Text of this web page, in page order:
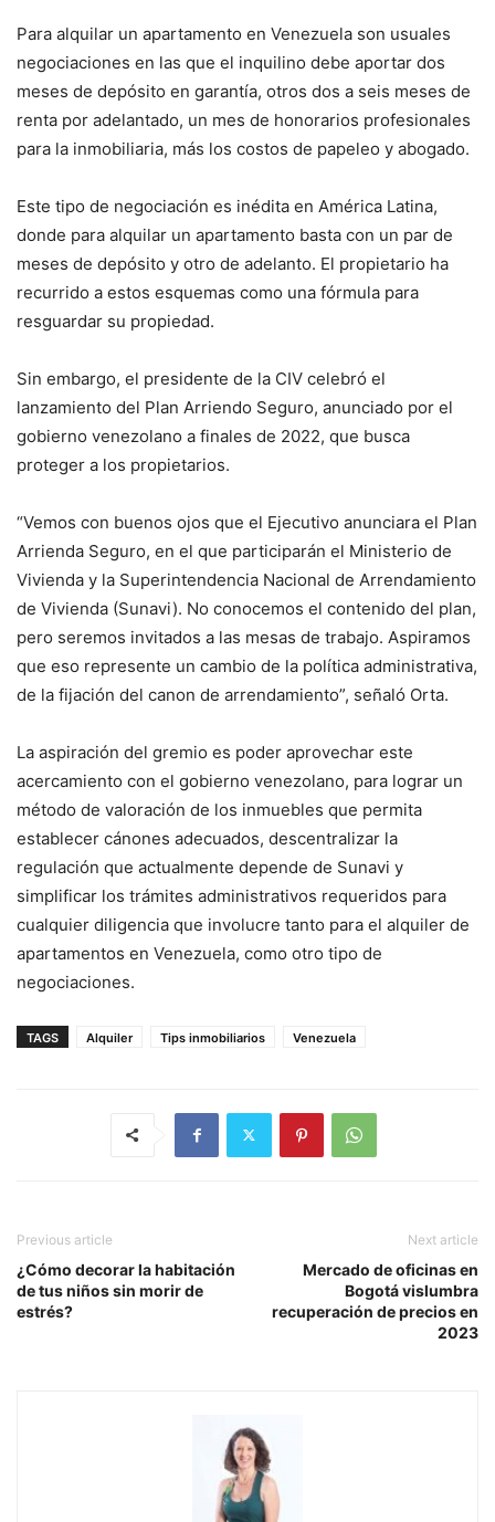
Para alquilar un apartamento en Venezuela son usuales
negociaciones en las que el inquilino debe aportar dos
meses de depósito en garantía, otros dos a seis meses de
renta por adelantado, un mes de honorarios profesionales
para la inmobiliaria, más los costos de papeleo y abogado.
Este tipo de negociación es inédita en América Latina,
donde para alquilar un apartamento basta con un par de
meses de depósito y otro de adelanto. El propietario ha
recurrido a estos esquemas como una fórmula para
resguardar su propiedad.
Sin embargo, el presidente de la CIV celebró el
lanzamiento del Plan Arriendo Seguro, anunciado por el
gobierno venezolano a finales de 2022, que busca
proteger a los propietarios.
“Vemos con buenos ojos que el Ejecutivo anunciara el Plan
Arrienda Seguro, en el que participarán el Ministerio de
Vivienda y la Superintendencia Nacional de Arrendamiento
de Vivienda (Sunavi). No conocemos el contenido del plan,
pero seremos invitados a las mesas de trabajo. Aspiramos
que eso represente un cambio de la política administrativa,
de la fijación del canon de arrendamiento”, señaló Orta.
La aspiración del gremio es poder aprovechar este
acercamiento con el gobierno venezolano, para lograr un
método de valoración de los inmuebles que permita
establecer cánones adecuados, descentralizar la
regulación que actualmente depende de Sunavi y
simplificar los trámites administrativos requeridos para
cualquier diligencia que involucre tanto para el alquiler de
apartamentos en Venezuela, como otro tipo de
negociaciones.
TAGS Alquiler Tips inmobiliarios Venezuela
Previous article
¿Cómo decorar la habitación
de tus niños sin morir de
estrés?
Next article
Mercado de oficinas en
Bogotá vislumbra
recuperación de precios en
2023